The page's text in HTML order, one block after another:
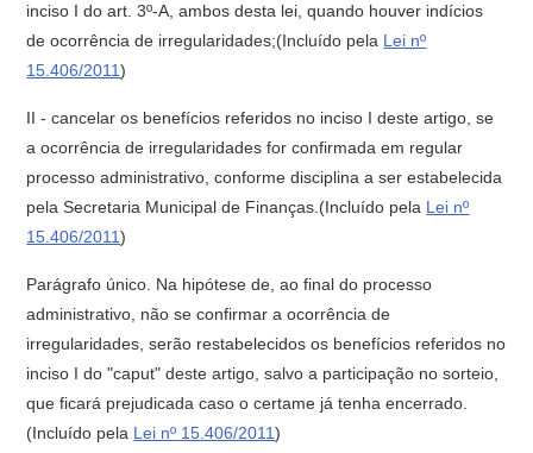
inciso I do art. 3º-A, ambos desta lei, quando houver indícios
de ocorrência de irregularidades;(Incluído pela Lei nº
15.406/2011)
II - cancelar os benefícios referidos no inciso I deste artigo, se
a ocorrência de irregularidades for confirmada em regular
processo administrativo, conforme disciplina a ser estabelecida
pela Secretaria Municipal de Finanças.(Incluído pela Lei nº
15.406/2011)
Parágrafo único. Na hipótese de, ao final do processo
administrativo, não se confirmar a ocorrência de
irregularidades, serão restabelecidos os benefícios referidos no
inciso I do "caput" deste artigo, salvo a participação no sorteio,
que ficará prejudicada caso o certame já tenha encerrado.
(Incluído pela Lei nº 15.406/2011)